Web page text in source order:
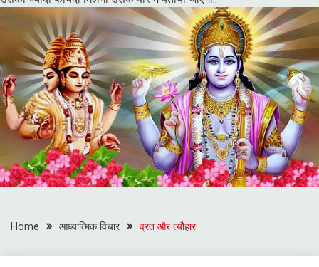
Home आध्यात्मिक विचार व्रत और त्यौहार